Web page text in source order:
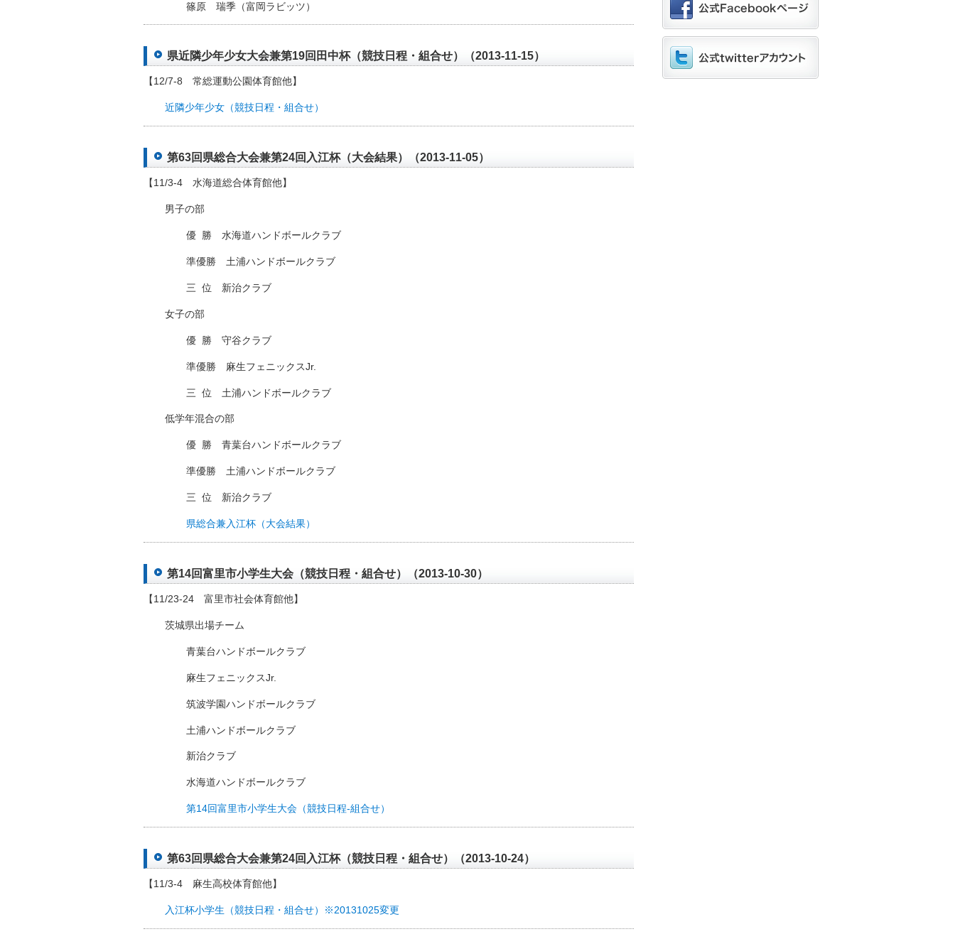
篠原 瑞季（富岡ラビッツ）
県近隣少年少女大会兼第19回田中杯（競技日程・組合せ）（2013-11-15）
【12/7-8 常総運動公園体育館他】
近隣少年少女（競技日程・組合せ）
第63回県総合大会兼第24回入江杯（大会結果）（2013-11-05）
【11/3-4 水海道総合体育館他】
男子の部
優 勝 水海道ハンドボールクラブ
準優勝 土浦ハンドボールクラブ
三 位 新治クラブ
女子の部
優 勝 守谷クラブ
準優勝 麻生フェニックスJr.
三 位 土浦ハンドボールクラブ
低学年混合の部
優 勝 青葉台ハンドボールクラブ
準優勝 土浦ハンドボールクラブ
三 位 新治クラブ
県総合兼入江杯（大会結果）
第14回富里市小学生大会（競技日程・組合せ）（2013-10-30）
【11/23-24 富里市社会体育館他】
茨城県出場チーム
青葉台ハンドボールクラブ
麻生フェニックスJr.
筑波学園ハンドボールクラブ
土浦ハンドボールクラブ
新治クラブ
水海道ハンドボールクラブ
第14回富里市小学生大会（競技日程-組合せ）
第63回県総合大会兼第24回入江杯（競技日程・組合せ）（2013-10-24）
【11/3-4 麻生高校体育館他】
入江杯小学生（競技日程・組合せ）※20131025変更